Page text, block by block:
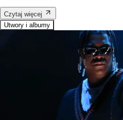
Czytaj więcej
Utwory i albumy